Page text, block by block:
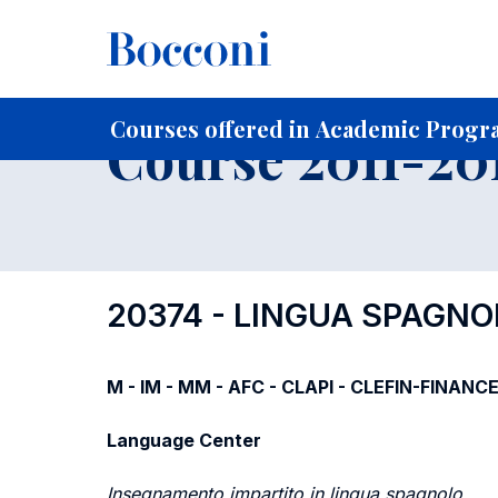
Courses offered in Academic
Home For current Students
Course 2011-
20374 - LINGUA
M - IM - MM - AFC - CLAPI - CLEFIN-
Language Center
Insegnamento impartito in lingua spagnolo